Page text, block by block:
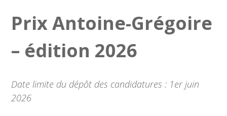
Prix Antoine-Grégoire
– édition 2026
Date limite du dépôt des candidatures : 1er juin
2026